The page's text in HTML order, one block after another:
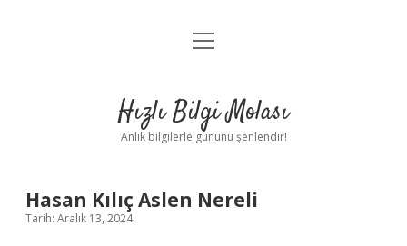
Anasayfa
Yasal Uyarı
menüyü
Hızlı Bilgi Molası
Anlık bilgilerle gününü şenlendir!
Hasan Kılıç Aslen Nereli
Tarih: Aralık 13, 2024